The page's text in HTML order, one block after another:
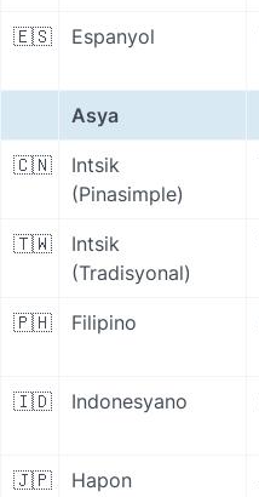
🇪🇸 Espanyol
Asya
🇨🇳
Intsik
(Pinasimple)
🇹🇼
Intsik
(Tradisyonal)
🇵🇭 Filipino
🇮🇩 Indonesyano
🇯🇵 Hapon